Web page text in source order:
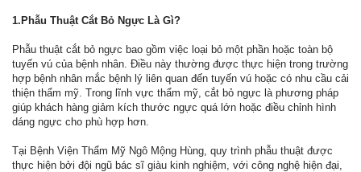
1.Phẫu Thuật Cắt Bỏ Ngực Là Gì?
Phẫu thuật cắt bỏ ngực bao gồm việc loại bỏ một phần hoặc toàn bộ
tuyến vú của bệnh nhân. Điều này thường được thực hiện trong trường
hợp bệnh nhân mắc bệnh lý liên quan đến tuyến vú hoặc có nhu cầu cải
thiện thẩm mỹ. Trong lĩnh vực thẩm mỹ, cắt bỏ ngực là phương pháp
giúp khách hàng giảm kích thước ngực quá lớn hoặc điều chỉnh hình
dáng ngực cho phù hợp hơn.
Tại Bệnh Viện Thẩm Mỹ Ngô Mộng Hùng, quy trình phẫu thuật được
thực hiện bởi đội ngũ bác sĩ giàu kinh nghiệm, với công nghệ hiện đại,